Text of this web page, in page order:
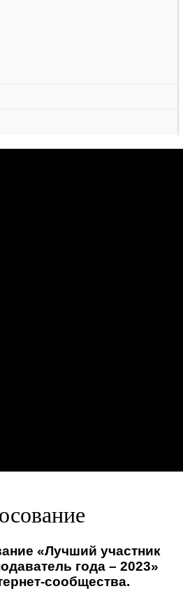
«Лучший участник
года – 2023»
сообщества.